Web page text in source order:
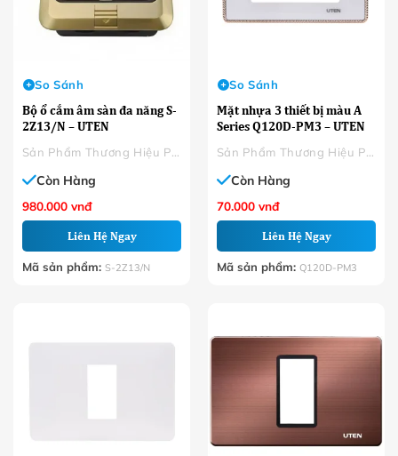
Sản Phẩm Thương Hiệu Phân Phối
Bộ ổ cắm âm sàn đa năng S-
2Z13/N – UTEN
So Sánh
Còn Hàng
980.000 vnđ
Liên Hệ Ngay
Mã sản phẩm: S-2Z13/N
Sản Phẩm Thương Hiệu Phân Phối
Mặt nhựa 3 thiết bị màu A
Series Q120D-PM3 – UTEN
So Sánh
Còn Hàng
70.000 vnđ
Liên Hệ Ngay
Mã sản phẩm: Q120D-PM3